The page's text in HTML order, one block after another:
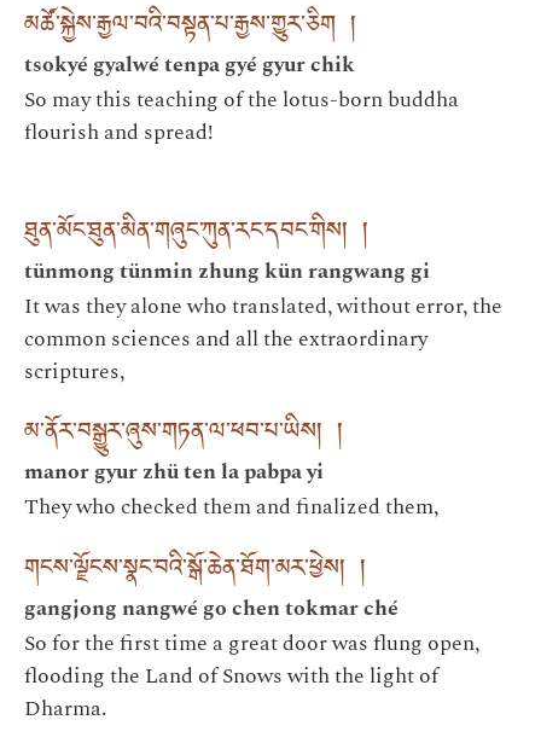
མཚོ་སྐྱེས་རྒྱལ་བའི་བསྟན་པ་རྒྱས་གྱུར་ཅིག །
tsokyé gyalwé tenpa gyé gyur chik
So may this teaching of the lotus-born buddha
flourish and spread!
ཐུན་མོང་ཐུན་མིན་གཞུང་ཀུན་རང་དབང་གིས། །
tünmong tünmin zhung kün rangwang gi
It was they alone who translated, without error, the
common sciences and all the extraordinary
scriptures,
མ་ནོར་བསྒྱུར་ཞུས་གཏན་ལ་ཕབ་པ་ཡིས། །
manor gyur zhü ten la pabpa yi
They who checked them and finalized them,
གངས་ལྗོངས་སྣང་བའི་སྒོ་ཆེན་ཐོག་མར་ཕྱེས། །
gangjong nangwé go chen tokmar ché
So for the first time a great door was flung open,
flooding the Land of Snows with the light of
Dharma.